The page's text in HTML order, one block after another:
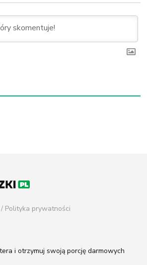
Polityka prywatności
i otrzymuj swoją porcję darmowych